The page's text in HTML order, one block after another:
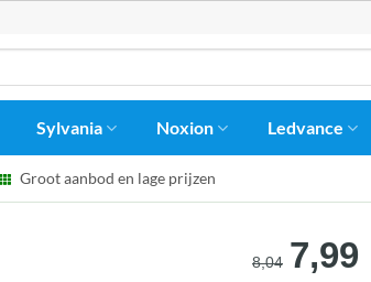
Sylvania Noxion Ledvance
Groot aanbod en lage prijzen
8,04 7,99